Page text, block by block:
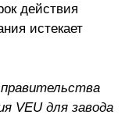
действия
истекает
VEU для завода